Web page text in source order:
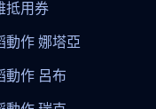
抵用券
動作 娜塔亞
動作 呂布